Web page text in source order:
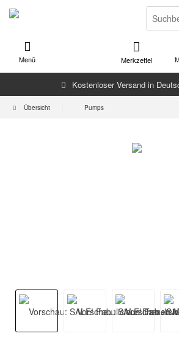
Kostenloser Versand in
Merkzettel
Menü
Übersicht Pumps